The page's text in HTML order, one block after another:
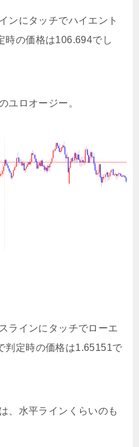
ンにタッチでハイエント
時の価格は106.694でし
ユロオージー。
ラインにタッチでローエ
判定時の価格は1.65151で
、水平ラインくらいのも